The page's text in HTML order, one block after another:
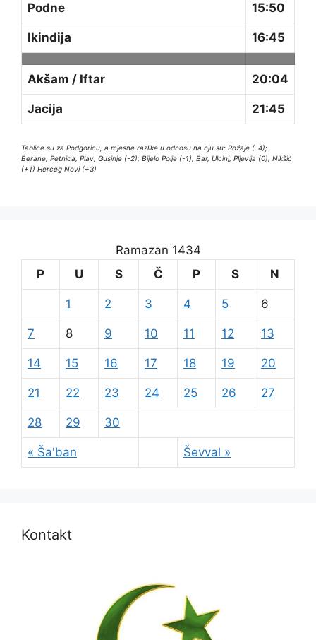
Podne 15:50
Ikindija 16:45
Akšam / Iftar 20:04
Jacija 21:45
Tablice su za Podgoricu, a mjesne razlike u odnosu na nju su: Rožaje (-4);
Berane, Petnica, Plav, Gusinje (-2); Bijelo Polje (-1), Bar, Ulcinj, Pljevlja (0), Nikšić
(+1) Herceg Novi (+3)
Ramazan 1434
P
U S Č P S N
« Ša'ban Ševval »
1 2 3 4 5 6
7 8 9 10 11 12 13
14 15 16 17 18 19 20
21 22 23 24 25 26 27
28 29 30
Kontakt